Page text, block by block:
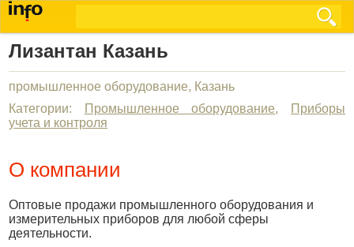
Лизантан Казань
промышленное оборудование, Казань
Категории:
Промышленное оборудование,
Приборы
учета и контроля
О компании
Оптовые продажи промышленного оборудования и
измерительных приборов для любой сферы
деятельности.